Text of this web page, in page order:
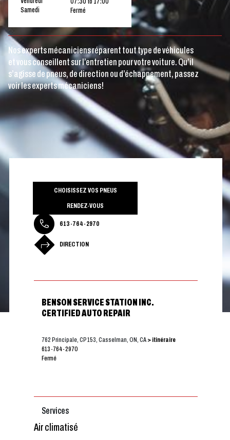
Samedi
Fermé
Nos experts mécaniciens réparent tout type de véhicules
et vous conseillent sur l’entretien pour votre voiture. Qu’il
s’agisse de pneus, de direction ou d’échappement, passez
voir les experts mécaniciens!
CHOISISSEZ VOS PNEUS
RENDEZ-VOUS
613-764-2970
DIRECTION
BENSON SERVICE STATION INC.
CERTIFIED AUTO REPAIR
762 Principale, CP 153, Casselman, ON, CA > itinéraire
613-764-2970
Fermé
Services
Air climatisé